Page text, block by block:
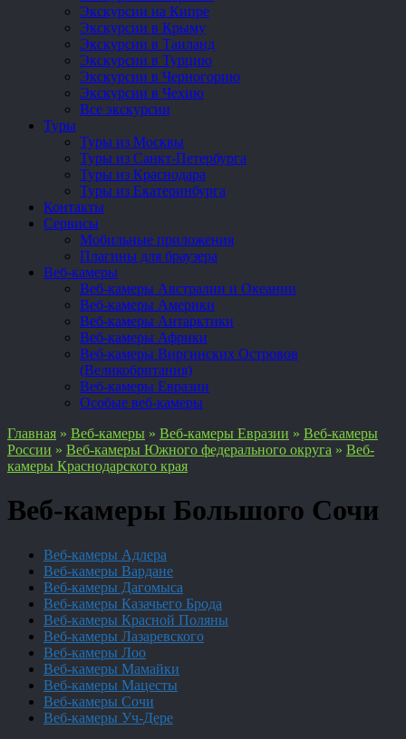
Экскурсии на Кипре
Экскурсии в Крыму
Экскурсии в Таиланд
Экскурсии в Турцию
Экскурсии в Черногорию
Экскурсии в Чехию
Все экскурсии
Туры
Туры из Москвы
Туры из Санкт-Петербурга
Туры из Краснодара
Туры из Екатеринбурга
Контакты
Сервисы
Мобильные приложения
Плагины для браузера
Веб-камеры
Веб-камеры Австралии и Океании
Веб-камеры Америки
Веб-камеры Антарктики
Веб-камеры Африки
Веб-камеры Виргинских Островов
(Великобритания)
Веб-камеры Евразии
Особые веб-камеры
Главная » Веб-камеры » Веб-камеры Евразии » Веб-камеры
России » Веб-камеры Южного федерального округа » Веб-
камеры Краснодарского края
Веб-камеры Большого Сочи
Веб-камеры Адлера
Веб-камеры Вардане
Веб-камеры Дагомыса
Веб-камеры Казачьего Брода
Веб-камеры Красной Поляны
Веб-камеры Лазаревского
Веб-камеры Лоо
Веб-камеры Мамайки
Веб-камеры Мацесты
Веб-камеры Сочи
Веб-камеры Уч-Дере